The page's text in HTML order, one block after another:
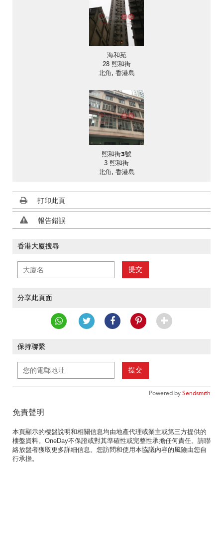
海和苑
28 熙和街
北角, 香港島
熙和街3號
3 熙和街
北角, 香港島
打印此頁
報告錯誤
香港大廈搜尋
提交
分享此頁面
保持聯繫
提交
Powered bySendsmith
免責聲明
本頁顯示的樓盤說明和相關信息均由地產代理或業主或第三方提供的
樓盤資料。OneDay不保證或對其準確性或完整性承擔任何責任。請聯
絡放盤者獲取更多詳細信息。您訪問和使用本協議內容的風險由您自
行承擔。